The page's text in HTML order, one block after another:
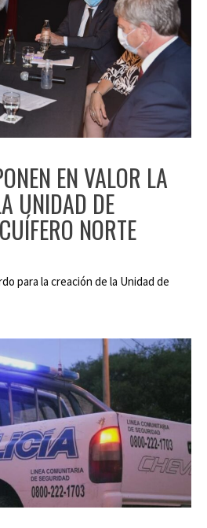
EN VALOR LA
UNIDAD DE
NORTE
para la creación de la Unidad de